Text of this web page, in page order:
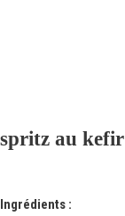
spritz au kefir
Ingrédients :